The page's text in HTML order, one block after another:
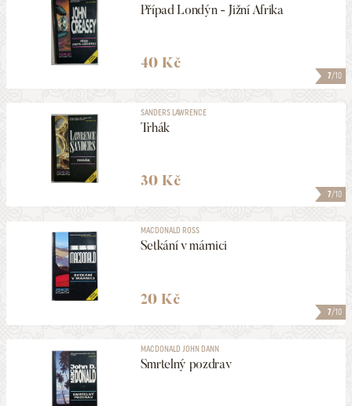
7/10
Případ Londýn - Jižní Afrika
40 Kč
7/10
SANDERS LAWRENCE
Trhák
30 Kč
7/10
MACDONALD ROSS
Setkání v márnici
20 Kč
MACDONALD JOHN DANN
Smrtelný pozdrav